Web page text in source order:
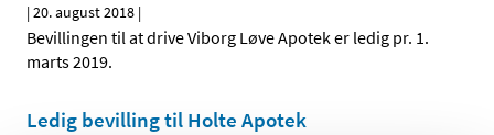
|20. august 2018 |
Bevillingen til at drive Viborg Løve Apotek er ledig pr. 1.
marts 2019.
Ledig bevilling til Holte Apotek